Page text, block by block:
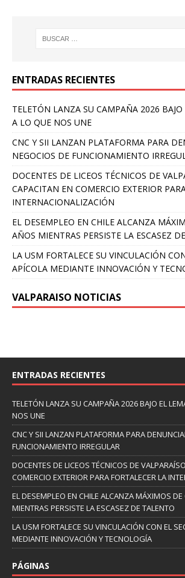
ENTRADAS RECIENTES
TELETÓN LANZA SU CAMPAÑA 2026
A LO QUE NOS UNE
CNC Y SII LANZAN PLATAFORMA PARA
NEGOCIOS DE FUNCIONAMIENTO
DOCENTES DE LICEOS TÉCNICOS DE
CAPACITAN EN COMERCIO EXTERIOR
INTERNACIONALIZACIÓN
EL DESEMPLEO EN CHILE ALCANZA
AÑOS MIENTRAS PERSISTE LA ESCASEZ
LA USM FORTALECE SU VINCULACIÓN
APÍCOLA MEDIANTE INNOVACIÓN Y
VALPARAISO NOTICIAS
ENTRADAS RECIENTES
TELETÓN LANZA SU CAMPAÑA 2026 BAJO EL
NOS UNE
CNC Y SII LANZAN PLATAFORMA PARA
FUNCIONAMIENTO IRREGULAR
DOCENTES DE LICEOS TÉCNICOS DE
COMERCIO EXTERIOR PARA FORTALECER LA
EL DESEMPLEO EN CHILE ALCANZA MÁXIMOS
MIENTRAS PERSISTE LA ESCASEZ DE TALENTO
LA USM FORTALECE SU VINCULACIÓN CON EL
MEDIANTE INNOVACIÓN Y TECNOLOGÍA
PÁGINAS